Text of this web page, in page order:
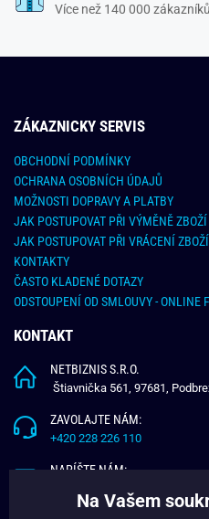
Více než 140 000 zákazníků
ZÁKAZNICKY SERVIS
OBCHODNÍ PODMÍNKY
OCHRANA OSOBNÍCH ÚDAJŮ
MOŽNOSTI DOPRAVY A PLATBY
JAK POSTUPOVAT PŘI VÝMĚNĚ ZBOŽÍ
JAK POSTUPOVAT PŘI VRÁCENÍ ZBOŽÍ
KONTAKTY
ČASTO KLADENÉ DOTAZY
ODSTOUPENÍ OD SMLOUVY - ONLINE
KONTAKT
NETBIZNIS S.R.O.
Štiavnička 561, 97681,
ZAVOLAJTE NÁM:
+420 228 226 110
NAPÍŠTE NÁM:
Na Vašem